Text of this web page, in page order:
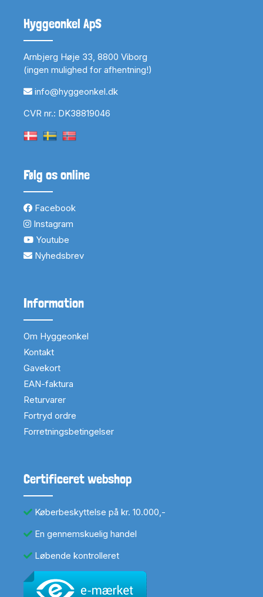
Hyggeonkel ApS
Arnbjerg Høje 33, 8800 Viborg
(ingen mulighed for afhentning!)
info@hyggeonkel.dk
CVR nr.: DK38819046
Følg os online
Facebook
Instagram
Youtube
Nyhedsbrev
Information
Om Hyggeonkel
Kontakt
Gavekort
EAN-faktura
Returvarer
Fortryd ordre
Forretningsbetingelser
Certificeret webshop
Køberbeskyttelse på kr. 10.000,-
En gennemskuelig handel
Løbende kontrolleret